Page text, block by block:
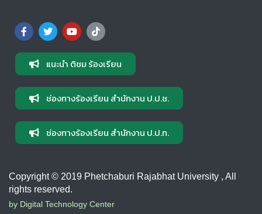
แนะนำ ติชม ร้องเรียน
ช่องทางร้องเรียน สำนักงาน ป.ป.ช.
ช่องทางร้องเรียน สำนักงาน ป.ป.ท.
Copyright © 2019 Phetchaburi Rajabhat University , All
rights reserved.
by Digital Technology Center